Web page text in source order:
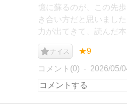
憶に蘇るのが、この先
き合い方だと思いまし
力が出てきて、読んだ
ナイス ★9
コメント(0) 2026/05/